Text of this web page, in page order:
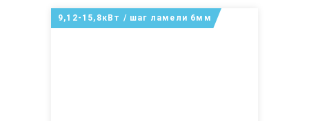
9,12-15,8кВт / шаг ламели 6мм